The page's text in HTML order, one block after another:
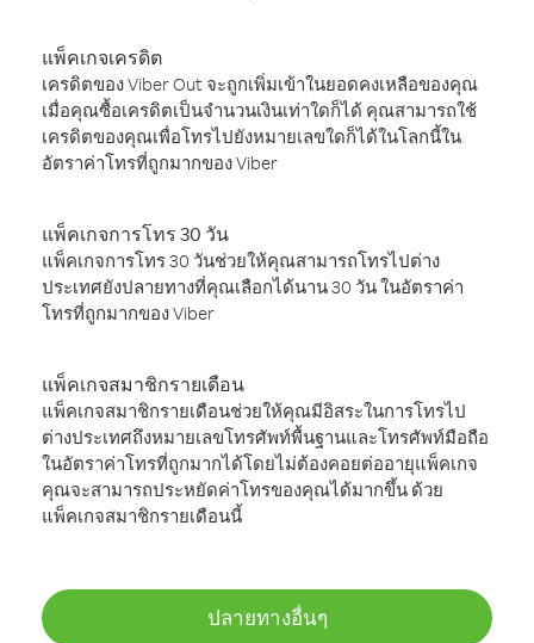
แพ็คเกจเครดิต
เครดิตของ Viber Out จะถูกเพิ่มเข้าในยอดคงเหลือของคุณ
เมื่อคุณซื้อเครดิตเป็นจำนวนเงินเท่าใดก็ได้ คุณสามารถใช้
เครดิตของคุณเพื่อโทรไปยังหมายเลขใดก็ได้ในโลกนี้ใน
อัตราค่าโทรที่ถูกมากของ Viber
แพ็คเกจการโทร 30 วัน
แพ็คเกจการโทร 30 วันช่วยให้คุณสามารถโทรไปต่าง
ประเทศยังปลายทางที่คุณเลือกได้นาน 30 วัน ในอัตราค่า
โทรที่ถูกมากของ Viber
แพ็คเกจสมาชิกรายเดือน
แพ็คเกจสมาชิกรายเดือนช่วยให้คุณมีอิสระในการโทรไป
ต่างประเทศถึงหมายเลขโทรศัพท์พื้นฐานและโทรศัพท์มือถือ
ในอัตราค่าโทรที่ถูกมากได้โดยไม่ต้องคอยต่ออายุแพ็คเกจ
คุณจะสามารถประหยัดค่าโทรของคุณได้มากขึ้น ด้วย
แพ็คเกจสมาชิกรายเดือนนี้
ปลายทางอื่นๆ